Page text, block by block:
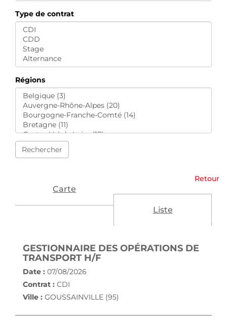
Type de contrat
Régions
Rechercher
Retour
Carte
Liste
GESTIONNAIRE DES OPÉRATIONS DE
TRANSPORT H/F
Date : 07/08/2026
Contrat : CDI
Ville : GOUSSAINVILLE (95)